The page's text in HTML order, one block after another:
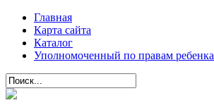
Главная
Карта сайта
Каталог
Уполномоченный по правам ребенка